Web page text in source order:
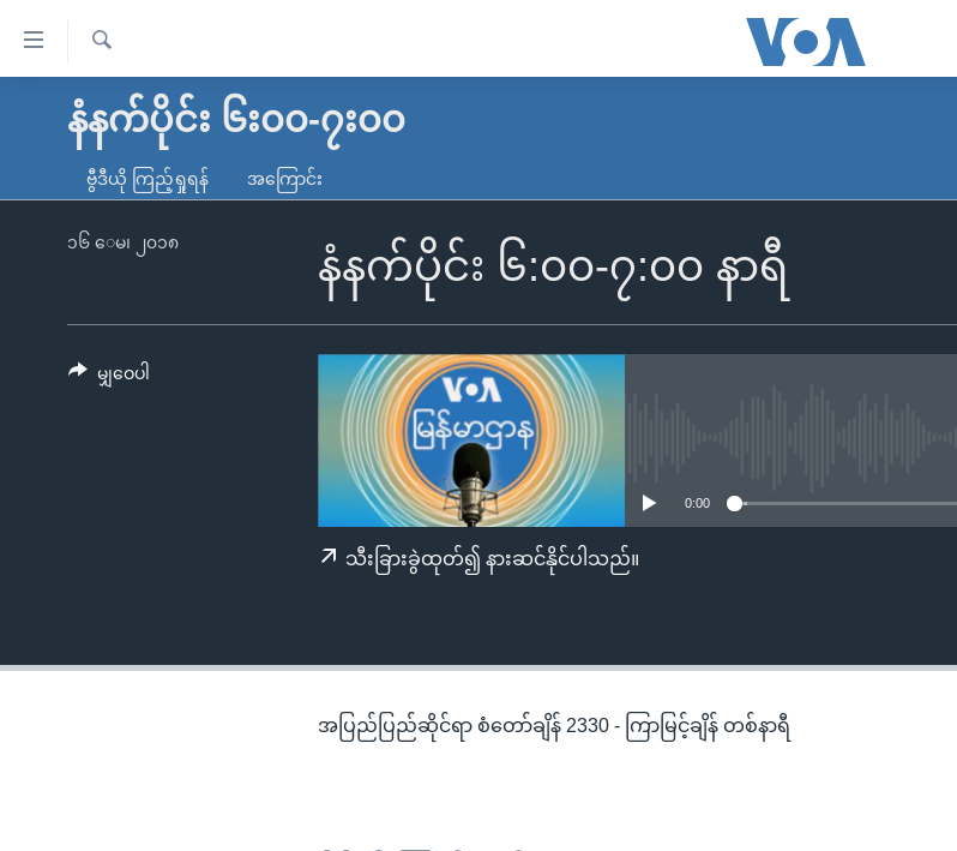
လွယ်ကူ
သည့်
ကျော်
မူလစာမျက်နှာ
ကမ္ဘာ့သတင်းများ
နိုင်ငံတကာ
တရုတ်
အစ္စရေး-ပါလက်စတိုင်း
ရပ်ဝန်းတခု လမ်းတခု အလွန်
အင်္ဂလိပ်စာလေ့လာမယ်
ရ
လာ
နံနက်ပိုင်း ၆း၀၀-၇း၀၀
Apple Podcasts
Spotify
ဗွီဒီယို ကြည့်ရှုရန် အကြောင်း
နံနက်ပိုင်း ၆:၀၀-၇:၀၀ နာရီ
၁၆ ေမ၊ ၂၀၁၈
0:00
သီးခြားခွဲထုတ်၍ နားဆင်နိုင်ပါသည်။
မျှဝေပါ
အပြည်ပြည်ဆိုင်ရာ စံတော်ချိန် 2330 - ကြာမြင့်ချိန် တစ်နာရီ